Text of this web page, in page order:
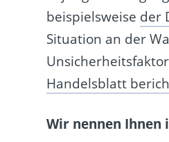
beispielsweise der
Situation an der
Handelsblatt
Wir nennen Ihnen